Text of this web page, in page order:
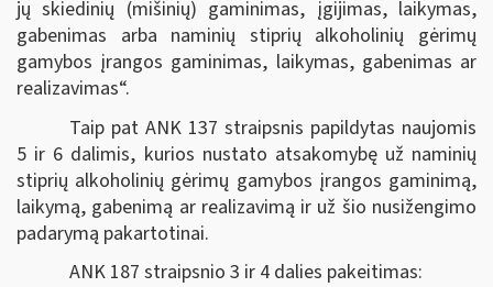
jų skiedinių (mišinių) gaminimas, įgijimas, laikymas,
gabenimas arba naminių stiprių alkoholinių gėrimų
gamybos įrangos gaminimas, laikymas, gabenimas ar
realizavimas“.
Taip pat ANK 137 straipsnis papildytas naujomis
5 ir 6 dalimis, kurios nustato atsakomybę už naminių
stiprių alkoholinių gėrimų gamybos įrangos gaminimą,
laikymą, gabenimą ar realizavimą ir už šio nusižengimo
padarymą pakartotinai.
ANK 187 straipsnio 3 ir 4 dalies pakeitimas: